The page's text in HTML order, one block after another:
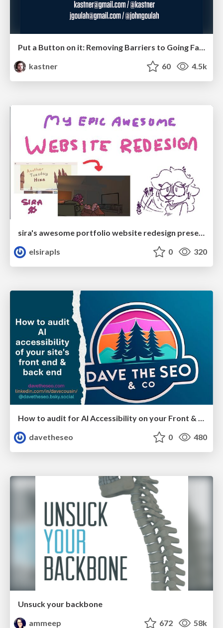
kastner
60 4.5k
sira's awesome portfolio website redesign presentation
elsirapls
0 320
How to audit for AI Accessibility on your Front & Back End
davetheseo
0 480
Unsuck your backbone
ammeep
672 58k